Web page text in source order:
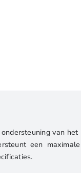
van
een